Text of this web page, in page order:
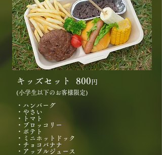
キッズセット 800円
(小学生以下のお客様限定)
・ハンバーグ
・やさい
・トマト
・ブロッコリー
・ポテト
・ミニホットドック
・チョコバナナ
・アップルジュース